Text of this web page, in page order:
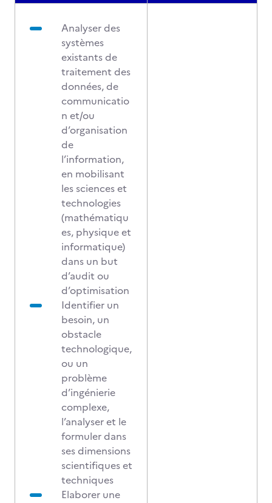
Analyser des
systèmes
existants de
traitement des
données, de
communicatio
n et/ou
d’organisation
de
l’information,
en mobilisant
les sciences et
technologies
(mathématiqu
es, physique et
informatique)
dans un but
d’audit ou
d’optimisation
Identifier un
besoin, un
obstacle
technologique,
ou un
problème
d’ingénierie
complexe,
l’analyser et le
formuler dans
ses dimensions
scientifiques et
techniques
Elaborer une